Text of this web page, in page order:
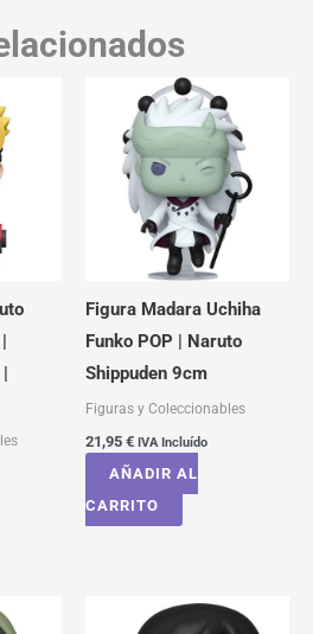
Figura Madara Uchiha
Funko POP | Naruto
Shippuden 9cm
Figuras y Coleccionables
21,95 € IVA Incluído
AÑADIR AL
CARRITO